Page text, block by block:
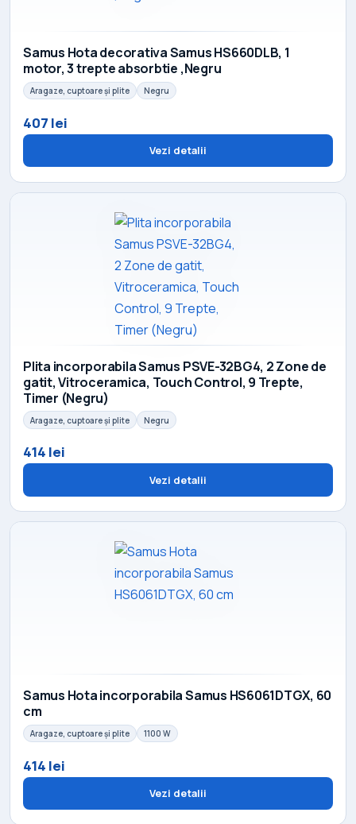
Samus Hota decorativa Samus HS660DLB, 1
motor, 3 trepte absorbtie ,Negru
Aragaze, cuptoare și plite Negru
407 lei
Vezi detalii
Plita incorporabila Samus PSVE-32BG4, 2 Zone de
gatit, Vitroceramica, Touch Control, 9 Trepte,
Timer (Negru)
Aragaze, cuptoare și plite Negru
414 lei
Vezi detalii
Samus Hota incorporabila Samus HS6061DTGX, 60
cm
Aragaze, cuptoare și plite 1100 W
414 lei
Vezi detalii